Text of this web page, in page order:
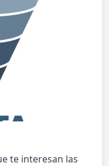
te interesan las